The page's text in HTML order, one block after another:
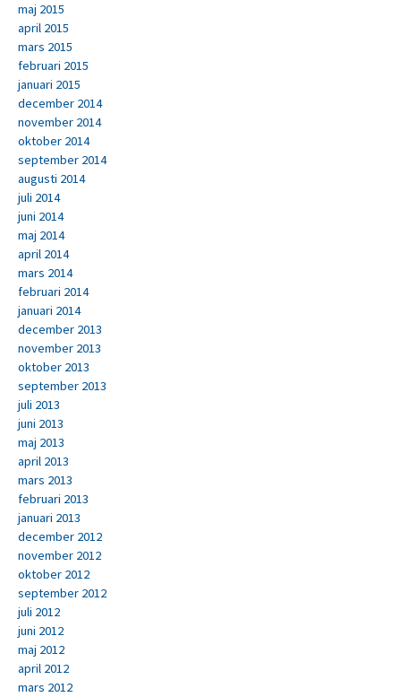
maj 2015
april 2015
mars 2015
februari 2015
januari 2015
december 2014
november 2014
oktober 2014
september 2014
augusti 2014
juli 2014
juni 2014
maj 2014
april 2014
mars 2014
februari 2014
januari 2014
december 2013
november 2013
oktober 2013
september 2013
juli 2013
juni 2013
maj 2013
april 2013
mars 2013
februari 2013
januari 2013
december 2012
november 2012
oktober 2012
september 2012
juli 2012
juni 2012
maj 2012
april 2012
mars 2012